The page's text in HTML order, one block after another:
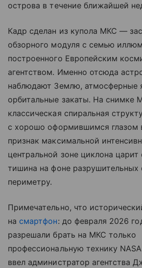
острова в течение ближайшей
Кадр сделан из купола МКС —
обзорного модуля с семью
построенного Европейским
агентством. Именно отсюда
наблюдают Землю, атмосферные
орбитальные закаты. На снимке
классическая спиральная
с хорошо оформившимся глазом
признак максимальной
центральной зоне циклона царит
тишина на фоне разрушительных
периметру.
Примечательно, что
на смартфон: до февраля 2026
разрешали брать на МКС только
профессиональную технику
ввел администратор агентства